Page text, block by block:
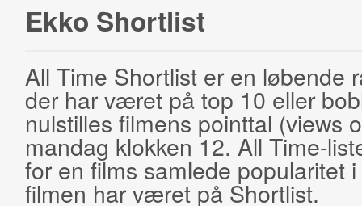
Ekko Shortlist
All Time Shortlist er en løbende
der har været på top 10 eller
nulstilles filmens pointtal (views
mandag klokken 12. All Time-
for en films samlede popularitet
filmen har været på Shortlist.